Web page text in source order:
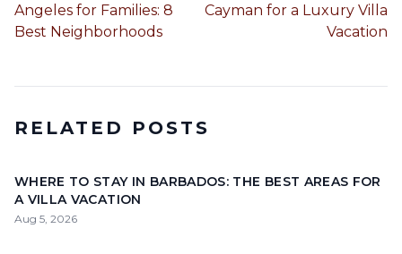
Angeles for Families: 8
Best Neighborhoods
Cayman for a Luxury Villa
Vacation
RELATED POSTS
WHERE TO STAY IN BARBADOS: THE BEST AREAS FOR
A VILLA VACATION
Aug 5, 2026